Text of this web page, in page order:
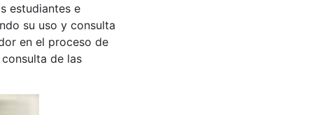
estudiantes e
su uso y consulta
en el proceso de
de las